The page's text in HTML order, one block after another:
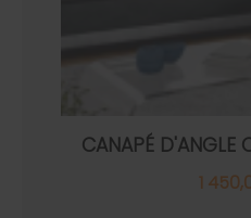
CANAPÉ D'ANGLE
1